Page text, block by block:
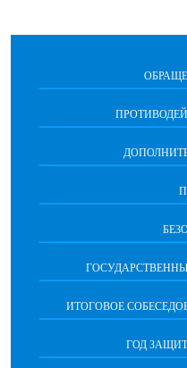
ИТОГОВОЕ
ГОД